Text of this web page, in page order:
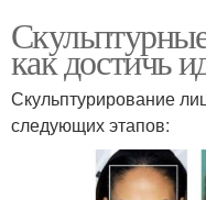
как достичь
Скульптурирование
следующих этапов: